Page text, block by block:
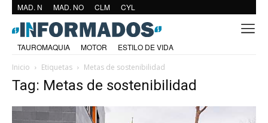
MAD. N MAD. NO CLM CYL
TAUROMAQUIA MOTOR
ESTILO DE VIDA
Inicio
Etiquetas Metas de sostenibilidad
Tag: Metas de sostenibilidad